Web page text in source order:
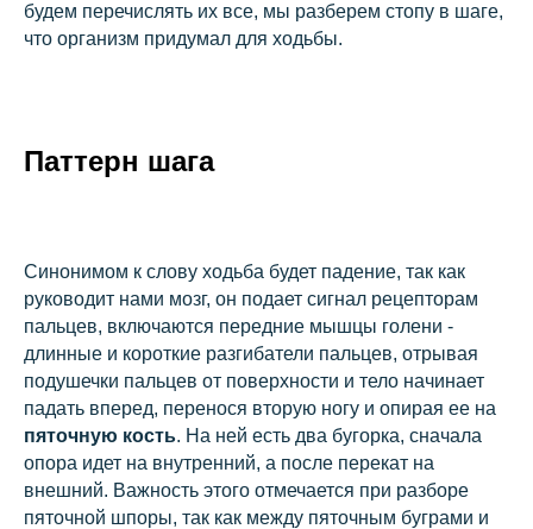
будем перечислять их все, мы разберем стопу в шаге,
что организм придумал для ходьбы.
Паттерн шага
Синонимом к слову ходьба будет падение, так как
руководит нами мозг, он подает сигнал рецепторам
пальцев, включаются передние мышцы голени -
длинные и короткие разгибатели пальцев, отрывая
подушечки пальцев от поверхности и тело начинает
падать вперед, перенося вторую ногу и опирая ее на
пяточную кость. На ней есть два бугорка, сначала
опора идет на внутренний, а после перекат на
внешний. Важность этого отмечается при разборе
пяточной шпоры, так как между пяточным буграми и